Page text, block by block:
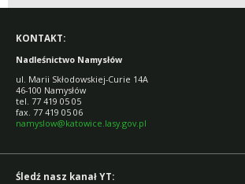
KONTAKT:
Nadleśnictwo Namysłów
ul. Marii Skłodowskiej-Curie 14A
46-100 Namysłów
tel. 77 419 05 05
fax. 77 419 05 06
namyslow@katowice.lasy.gov.pl
Śledź nasz kanał YT: